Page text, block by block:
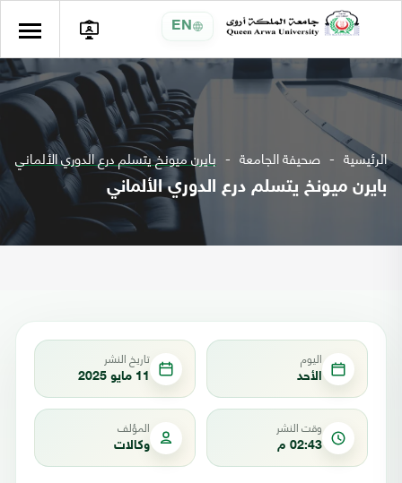
EN
الرئيسية صحيفة الجامعة بايرن ميونخ يتسلم درع الدوري الألماني
بايرن ميونخ يتسلم درع الدوري الألماني
اليوم
الأحد
تاريخ النشر
11 مايو 2025
وقت النشر
02:43 م
المؤلف
وكالات